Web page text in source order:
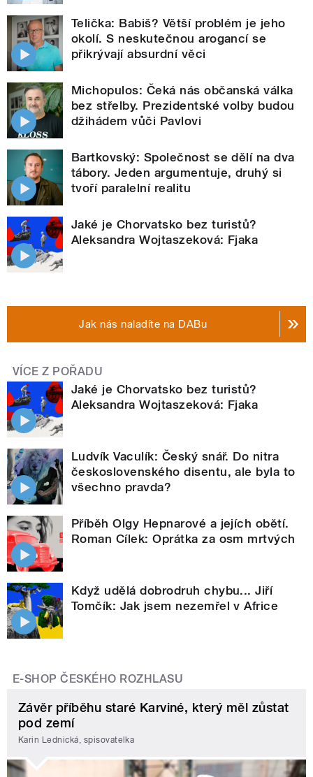
Telička: Babiš? Větší problém je jeho
okolí. S neskutečnou arogancí se
přikrývají absurdní věci
Michopulos: Čeká nás občanská válka
bez střelby. Prezidentské volby budou
džihádem vůči Pavlovi
Bartkovský: Společnost se dělí na dva
tábory. Jeden argumentuje, druhý si
tvoří paralelní realitu
Jaké je Chorvatsko bez turistů?
Aleksandra Wojtaszeková: Fjaka
Jak nás naladíte na DABu
VÍCE Z POŘADU
Jaké je Chorvatsko bez turistů?
Aleksandra Wojtaszeková: Fjaka
Ludvík Vaculík: Český snář. Do nitra
československého disentu, ale byla to
všechno pravda?
Příběh Olgy Hepnarové a jejích obětí.
Roman Cílek: Oprátka za osm mrtvých
Když udělá dobrodruh chybu... Jiří
Tomčík: Jak jsem nezemřel v Africe
E-SHOP ČESKÉHO ROZHLASU
Závěr příběhu staré Karviné, který měl zůstat
pod zemí
Karin Lednická, spisovatelka